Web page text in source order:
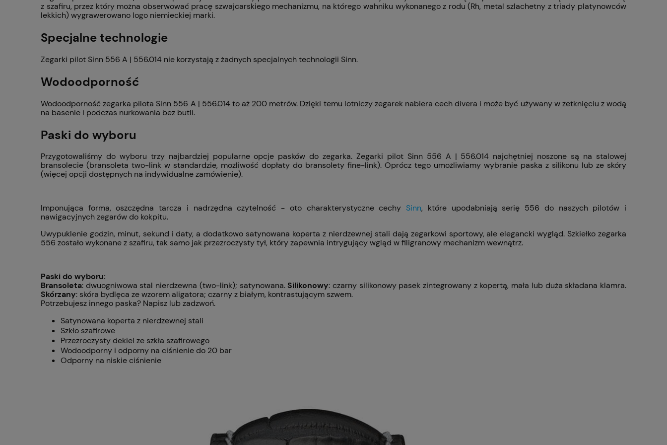
z szafiru, przez który można obserwować pracę szwajcarskiego mechanizmu, na którego wahniku wykonanego z rodu (Rh, metal szlachetny z triady platynowców
lekkich) wygrawerowano logo niemieckiej marki.
Specjalne technologie
Zegarki pilot Sinn 556 A | 556.014 nie korzystają z żadnych specjalnych technologii Sinn.
Wodoodporność
Wodoodporność zegarka pilota Sinn 556 A | 556.014 to aż 200 metrów. Dzięki temu lotniczy zegarek nabiera cech divera i może być używany w zetknięciu z wodą
na basenie i podczas nurkowania bez butli.
Paski do wyboru
Przygotowaliśmy do wyboru trzy najbardziej popularne opcje pasków do zegarka. Zegarki pilot Sinn 556 A | 556.014 najchętniej noszone są na stalowej
bransolecie (bransoleta two-link w standardzie, możliwość dopłaty do bransolety fine-link). Oprócz tego umożliwiamy wybranie paska z silikonu lub ze skóry
(więcej opcji dostępnych na indywidualne zamówienie).
Imponująca forma, oszczędna tarcza i nadrzędna czytelność - oto charakterystyczne cechy Sinn, które upodabniają serię 556 do naszych pilotów i
nawigacyjnych zegarów do kokpitu.
Uwypuklenie godzin, minut, sekund i daty, a dodatkowo satynowana koperta z nierdzewnej stali dają zegarkowi sportowy, ale elegancki wygląd. Szkiełko zegarka
556 zostało wykonane z szafiru, tak samo jak przezroczysty tył, który zapewnia intrygujący wgląd w filigranowy mechanizm wewnątrz.
Paski do wyboru:
Bransoleta: dwuogniwowa stal nierdzewna (two-link); satynowana. Silikonowy: czarny silikonowy pasek zintegrowany z kopertą, mała lub duża składana klamra.
Skórzany: skóra bydlęca ze wzorem aligatora; czarny z białym, kontrastującym szwem.
Potrzebujesz innego paska? Napisz lub zadzwoń.
Satynowana koperta z nierdzewnej stali
Szkło szafirowe
Przezroczysty dekiel ze szkła szafirowego
Wodoodporny i odporny na ciśnienie do 20 bar
Odporny na niskie ciśnienie